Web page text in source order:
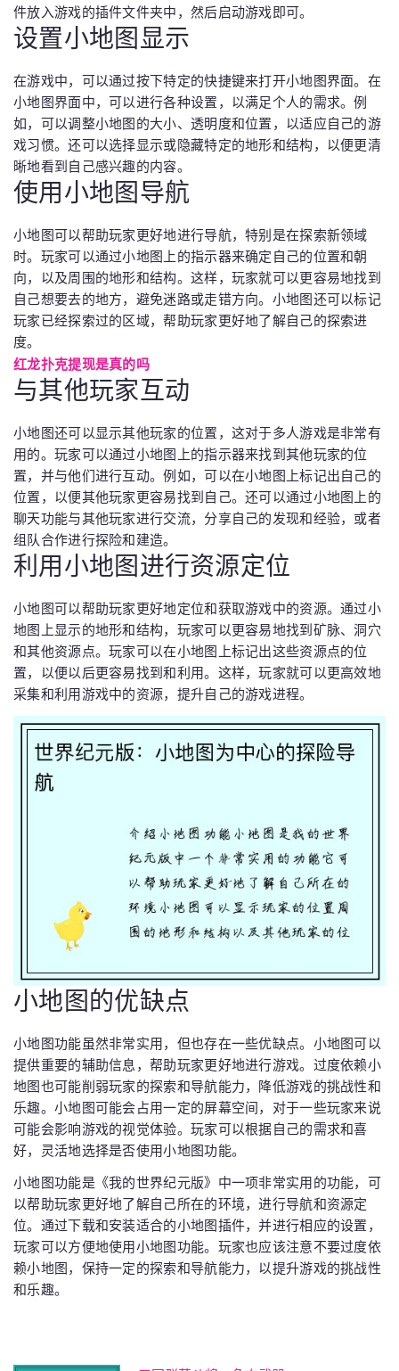
件放入游戏的插件文件夹中，然后启动游戏即可。
设置小地图显示
在游戏中，可以通过按下特定的快捷键来打开小地图界面。在
小地图界面中，可以进行各种设置，以满足个人的需求。例
如，可以调整小地图的大小、透明度和位置，以适应自己的游
戏习惯。还可以选择显示或隐藏特定的地形和结构，以便更清
晰地看到自己感兴趣的内容。
使用小地图导航
小地图可以帮助玩家更好地进行导航，特别是在探索新领域
时。玩家可以通过小地图上的指示器来确定自己的位置和朝
向，以及周围的地形和结构。这样，玩家就可以更容易地找到
自己想要去的地方，避免迷路或走错方向。小地图还可以标记
玩家已经探索过的区域，帮助玩家更好地了解自己的探索进
度。
红龙扑克提现是真的吗
与其他玩家互动
小地图还可以显示其他玩家的位置，这对于多人游戏是非常有
用的。玩家可以通过小地图上的指示器来找到其他玩家的位
置，并与他们进行互动。例如，可以在小地图上标记出自己的
位置，以便其他玩家更容易找到自己。还可以通过小地图上的
聊天功能与其他玩家进行交流，分享自己的发现和经验，或者
组队合作进行探险和建造。
利用小地图进行资源定位
小地图可以帮助玩家更好地定位和获取游戏中的资源。通过小
地图上显示的地形和结构，玩家可以更容易地找到矿脉、洞穴
和其他资源点。玩家可以在小地图上标记出这些资源点的位
置，以便以后更容易找到和利用。这样，玩家就可以更高效地
采集和利用游戏中的资源，提升自己的游戏进程。
小地图的优缺点
小地图功能虽然非常实用，但也存在一些优缺点。小地图可以
提供重要的辅助信息，帮助玩家更好地进行游戏。过度依赖小
地图也可能削弱玩家的探索和导航能力，降低游戏的挑战性和
乐趣。小地图可能会占用一定的屏幕空间，对于一些玩家来说
可能会影响游戏的视觉体验。玩家可以根据自己的需求和喜
好，灵活地选择是否使用小地图功能。
小地图功能是《我的世界纪元版》中一项非常实用的功能，可
以帮助玩家更好地了解自己所在的环境，进行导航和资源定
位。通过下载和安装适合的小地图插件，并进行相应的设置，
玩家可以方便地使用小地图功能。玩家也应该注意不要过度依
赖小地图，保持一定的探索和导航能力，以提升游戏的挑战性
和乐趣。